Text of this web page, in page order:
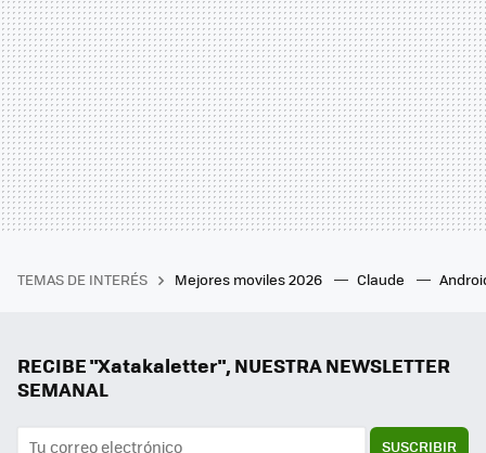
TEMAS DE INTERÉS Mejores moviles 2026 Claude
RECIBE "Xatakaletter", NUESTRA NEWSLETTER
SEMANAL
SUSCRIBIR